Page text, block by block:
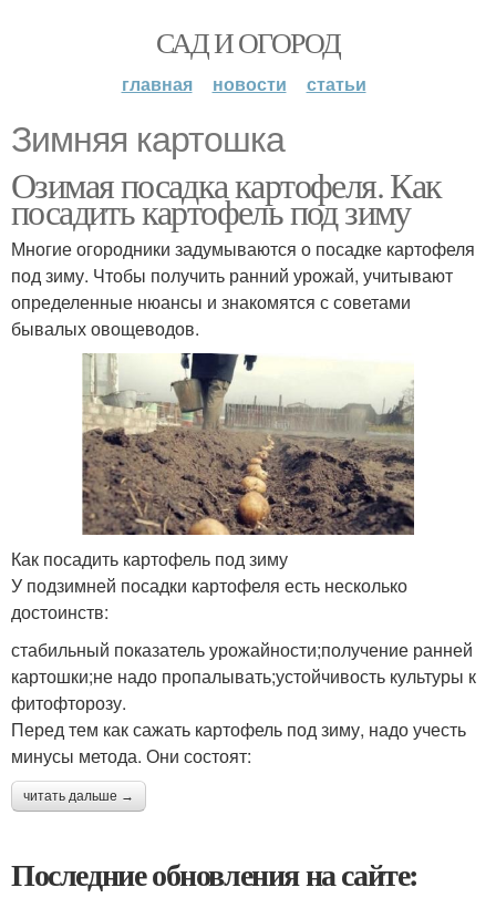
САД И ОГОРОД
главная новости статьи
Зимняя картошка
Озимая посадка картофеля. Как
посадить картофель под зиму
Многие огородники задумываются о посадке картофеля
под зиму. Чтобы получить ранний урожай, учитывают
определенные нюансы и знакомятся с советами
бывалых овощеводов.
Как посадить картофель под зиму
У подзимней посадки картофеля есть несколько
достоинств:
стабильный показатель урожайности;получение ранней
картошки;не надо пропалывать;устойчивость культуры к
фитофторозу.
Перед тем как сажать картофель под зиму, надо учесть
минусы метода. Они состоят:
читать дальше →
Последние обновления на сайте: